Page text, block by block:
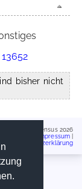
bisher nicht
Handschriftencensus 2026
Impressum
Datenschutzerklärung